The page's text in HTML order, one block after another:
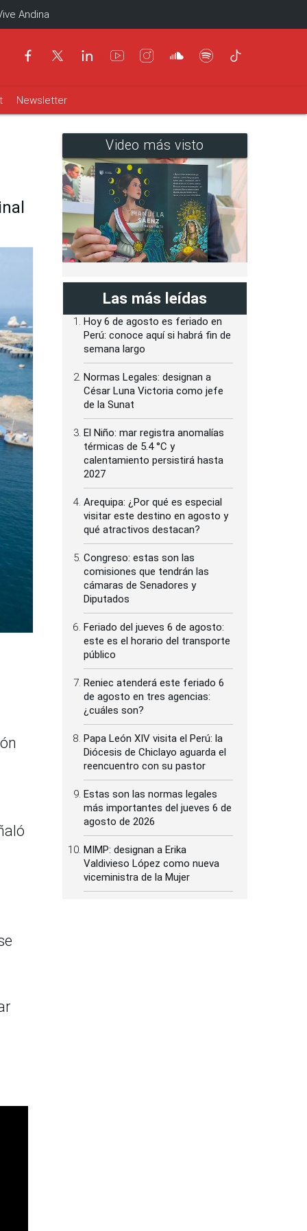
Andina
Newsletter
Video más visto
Las más leídas
Hoy 6 de agosto es feriado en
Perú: conoce aquí si habrá fin de
semana largo
Normas Legales: designan a
César Luna Victoria como jefe
de la Sunat
El Niño: mar registra anomalías
térmicas de 5.4 °C y
calentamiento persistirá hasta
2027
Arequipa: ¿Por qué es especial
visitar este destino en agosto y
qué atractivos destacan?
Congreso: estas son las
comisiones que tendrán las
cámaras de Senadores y
Diputados
Feriado del jueves 6 de agosto:
este es el horario del transporte
público
Reniec atenderá este feriado 6
de agosto en tres agencias:
¿cuáles son?
Papa León XIV visita el Perú: la
Diócesis de Chiclayo aguarda el
reencuentro con su pastor
Estas son las normas legales
más importantes del jueves 6 de
agosto de 2026
MIMP: designan a Erika
Valdivieso López como nueva
viceministra de la Mujer